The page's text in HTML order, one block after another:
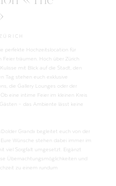
perfekte Hochzeitslocation für
Feier träumen. Hoch über Zürich
mit Blick auf die Stadt, den
Tag stehen euch exklusive
die Gallery Lounges oder der
eine intime Feier im kleinen Kreis
– das Ambiente lässt keine
Grand» begleitet euch von der
Wünsche stehen dabei immer im
viel Sorgfalt umgesetzt. Ergänzt
Übernachtungsmöglichkeiten und
zu einem rundum